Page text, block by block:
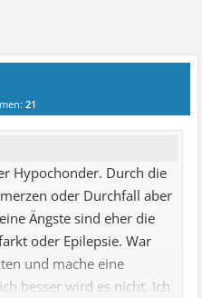
21
Hypochonder. Durch die
oder Durchfall aber
Ängste sind eher die
oder Epilepsie. War
und mache eine
besser wird es nicht. Ich